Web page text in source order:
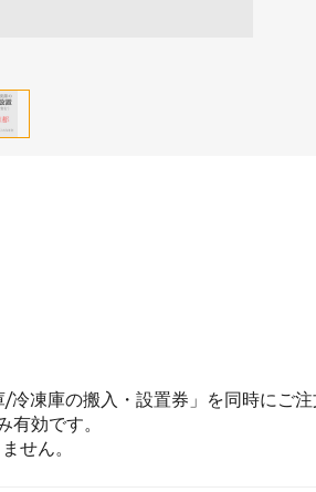
凍庫の搬入・設置券」を同時にご
有効です。
せん。